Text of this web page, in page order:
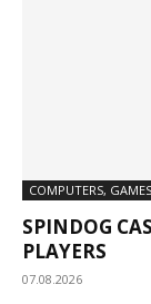
COMPUTERS, GAMES
SPINDOG
PLAYERS
07.08.2026